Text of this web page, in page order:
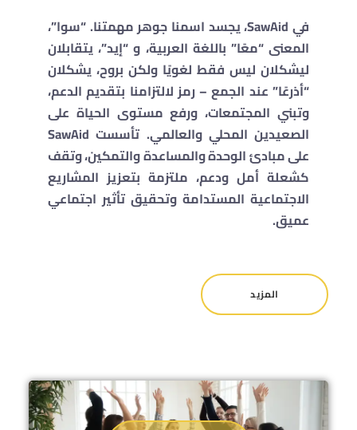
في SawAid، يجسد اسمنا جوهر مهمتنا. “سوا”،
المعنى “معًا” باللغة العربية، و “إيد”، يتقابلان
ليشكلان ليس فقط لغويًا ولكن بروح، يشكلان
“أذرعًا” عند الجمع – رمز لالتزامنا بتقديم الدعم،
وتبني المجتمعات، ورفع مستوى الحياة على
الصعيدين المحلي والعالمي. تأسست SawAid
على مبادئ الوحدة والمساعدة والتمكين، وتقف
كشعلة أمل ودعم، ملتزمة بتعزيز المشاريع
الاجتماعية المستدامة وتحقيق تأثير اجتماعي
عميق.
المزيد